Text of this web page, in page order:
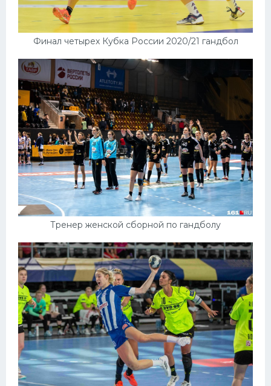
Финал четырех Кубка России 2020/21 гандбол
Тренер женской сборной по гандболу